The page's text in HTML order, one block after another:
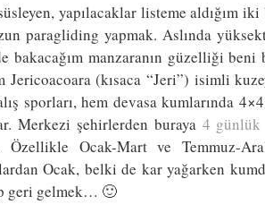
yapılacaklar listeme aldığım
paragliding yapmak. Aslında
bakacağım manzaranın güzelliği
Jericoacoara (kısaca “Jeri”) isimli
sporları, hem devasa kumlarında
Merkezi şehirlerden buraya 4
Ocak-Mart ve Temmuz-
Ocak, belki de kar yağarken
geri gelmek… 🙂